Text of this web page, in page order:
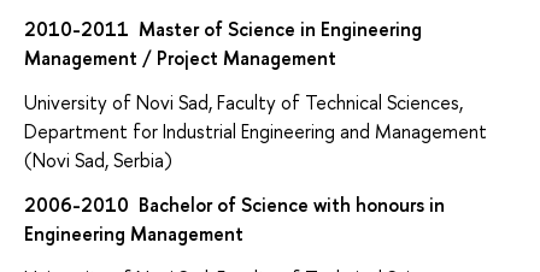
2010-2011 Master of Science in Engineering
Management / Project Management
University of Novi Sad, Faculty of Technical Sciences,
Department for Industrial Engineering and Management
(Novi Sad, Serbia)
2006-2010 Bachelor of Science with honours in
Engineering Management